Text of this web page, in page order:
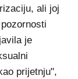
ali joj
je
prijetnju",